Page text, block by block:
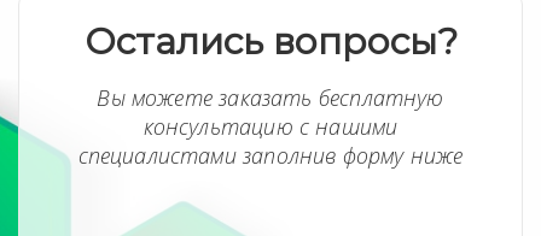
Остались вопросы?
Вы можете заказать бесплатную
консультацию с нашими
специалистами заполнив форму ниже